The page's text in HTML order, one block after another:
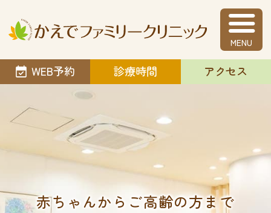
かえでファミ
WEB予約 診療時間 アクセス
赤ちゃんからご高齢の方まで